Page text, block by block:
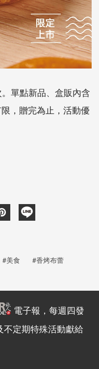
單點新品、盒販內含
，贈完為止，活動優
#美食 #香烤布蕾
電子報，每週四發
定期特殊活動獻給